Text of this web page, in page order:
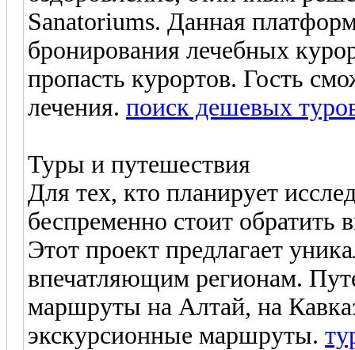
Sanatoriums. Данная
бронирования лечебных
пропасть курортов. Гость
лечения. поиск дешевых
Туры и путешествия
Для тех, кто планирует
беспременно стоит обратить
Этот проект предлагает
впечатляющим регионам.
маршруты на Алтай, на
экскурсионные маршруты.